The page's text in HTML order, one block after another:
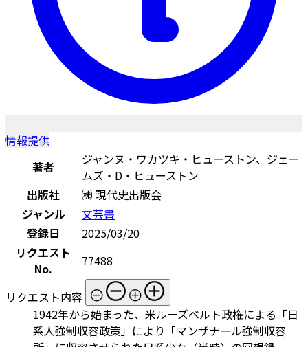
情報提供
著者
ジャンヌ・ワカツキ・ヒューストン、ジェー
ムズ・D・ヒューストン
出版社
㈱ 現代史出版会
ジャンル
文芸書
登録日
2025/03/20
リクエスト
No.
77488
リクエスト内容
1942年から始まった、米ルーズベルト政権による「日
系人強制収容政策」により「マンザナール強制収容